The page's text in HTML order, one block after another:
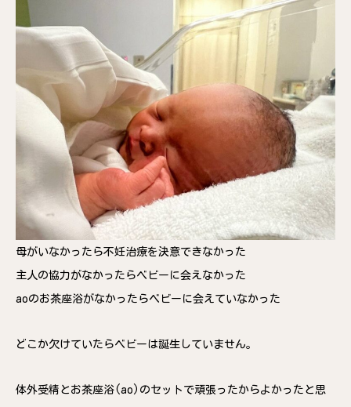
母がいなかったら不妊治療を決意できなかった
主人の協力がなかったらベビーに会えなかった
aoのお茶座浴がなかったらベビーに会えていなかった
どこか欠けていたらベビーは誕生していません。
体外受精とお茶座浴(ao)のセットで頑張ったからよかったと思